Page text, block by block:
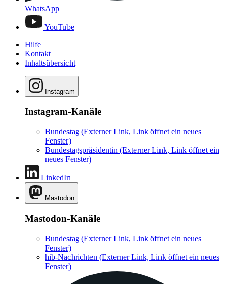
WhatsApp
YouTube
Hilfe
Kontakt
Inhaltsübersicht
Instagram
Instagram-Kanäle
Bundestag (Externer Link, Link öffnet ein neues
Fenster)
Bundestagspräsidentin (Externer Link, Link öffnet ein
neues Fenster)
LinkedIn
Mastodon
Mastodon-Kanäle
Bundestag (Externer Link, Link öffnet ein neues
Fenster)
hib-Nachrichten (Externer Link, Link öffnet ein neues
Fenster)